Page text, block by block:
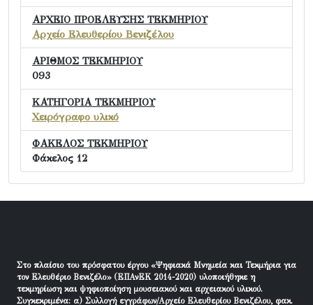
ΑΡΧΕΙΟ ΠΡΟΕΛΕΥΣΗΣ ΤΕΚΜΗΡΙΟΥ
Αρχείο Ελευθερίου Βενιζέλου
ΑΡΙΘΜΟΣ ΤΕΚΜΗΡΙΟΥ
093
ΚΑΤΗΓΟΡΙΑ ΤΕΚΜΗΡΙΟΥ
Χειρόγραφο υλικό
ΦΑΚΕΛΟΣ ΤΕΚΜΗΡΙΟΥ
Φάκελος 12
Στο πλαίσιο του πρόσφατου έργου «Ψηφιακά Μνημεία και Τεκμήρια για
τον Ελευθέριο Βενιζέλο» (ΕΠΑνΕΚ 2014-2020) υλοποιήθηκε η
τεκμηρίωση και ψηφιοποίηση μουσειακού και αρχειακού υλικού.
Συγκεκριμένα: α) Συλλογή εγγράφων/Αρχείο Ελευθερίου Βενιζέλου, φακ.